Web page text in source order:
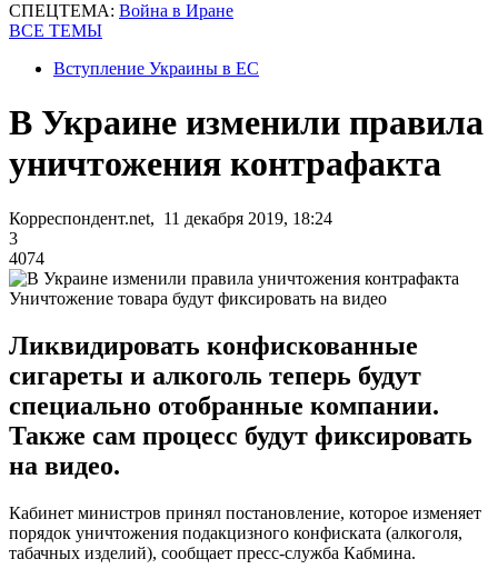
СПЕЦТЕМА: Война в Иране
ВСЕ ТЕМЫ
Вступление Украины в ЕС
В Украине изменили правила
уничтожения контрафакта
Корреспондент.net, 11 декабря 2019, 18:24
3
4074
Уничтожение товара будут фиксировать на видео
Ликвидировать конфискованные
сигареты и алкоголь теперь будут
специально отобранные компании.
Также сам процесс будут фиксировать
на видео.
Кабинет министров принял постановление, которое изменяет
порядок уничтожения подакцизного конфиската (алкоголя,
табачных изделий), сообщает пресс-служба Кабмина.